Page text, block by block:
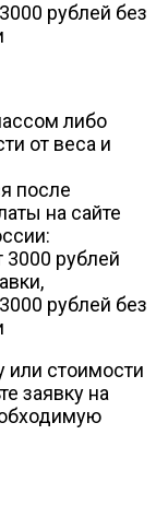
рублей без
либо
от веса и
после
на сайте
рублей
рублей без
или стоимости
заявку на